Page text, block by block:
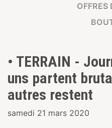
OFFRES
• TERRAIN -
uns partent
autres restent
samedi 21 mars 2020